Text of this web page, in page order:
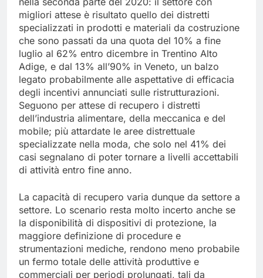
migliori attese è risultato quello dei distretti
specializzati in prodotti e materiali da costruzione
che sono passati da una quota del 10% a fine
luglio al 62% entro dicembre in Trentino Alto
Adige, e dal 13% all’90% in Veneto, un balzo
legato probabilmente alle aspettative di efficacia
degli incentivi annunciati sulle ristrutturazioni.
Seguono per attese di recupero i distretti
dell’industria alimentare, della meccanica e del
mobile; più attardate le aree distrettuale
specializzate nella moda, che solo nel 41% dei
casi segnalano di poter tornare a livelli accettabili
di attività entro fine anno.
La capacità di recupero varia dunque da settore a
settore. Lo scenario resta molto incerto anche se
la disponibilità di dispositivi di protezione, la
maggiore definizione di procedure e
strumentazioni mediche, rendono meno probabile
un fermo totale delle attività produttive e
commerciali per periodi prolungati, tali da